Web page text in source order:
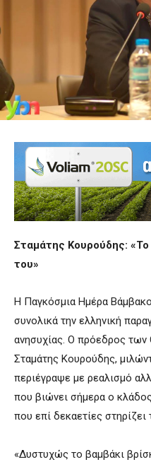
Σταμάτης Κουρούδης: «Το
του»
Η Παγκόσμια Ημέρα
συνολικά την ελληνική
ανησυχίας. Ο πρόεδρος των
Σταμάτης Κουρούδης,
περιέγραψε με ρεαλισμό
που βιώνει σήμερα ο
που επί δεκαετίες στηρίζει
«Δυστυχώς το βαμβάκι